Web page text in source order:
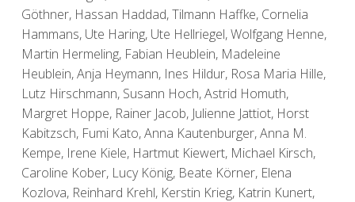
Göthner, Hassan Haddad, Tilmann Haffke, Cornelia
Hammans, Ute Haring, Ute Hellriegel, Wolfgang Henne,
Martin Hermeling, Fabian Heublein, Madeleine
Heublein, Anja Heymann, Ines Hildur, Rosa Maria Hille,
Lutz Hirschmann, Susann Hoch, Astrid Homuth,
Margret Hoppe, Rainer Jacob, Julienne Jattiot, Horst
Kabitzsch, Fumi Kato, Anna Kautenburger, Anna M.
Kempe, Irene Kiele, Hartmut Kiewert, Michael Kirsch,
Caroline Kober, Lucy König, Beate Körner, Elena
Kozlova, Reinhard Krehl, Kerstin Krieg, Katrin Kunert,